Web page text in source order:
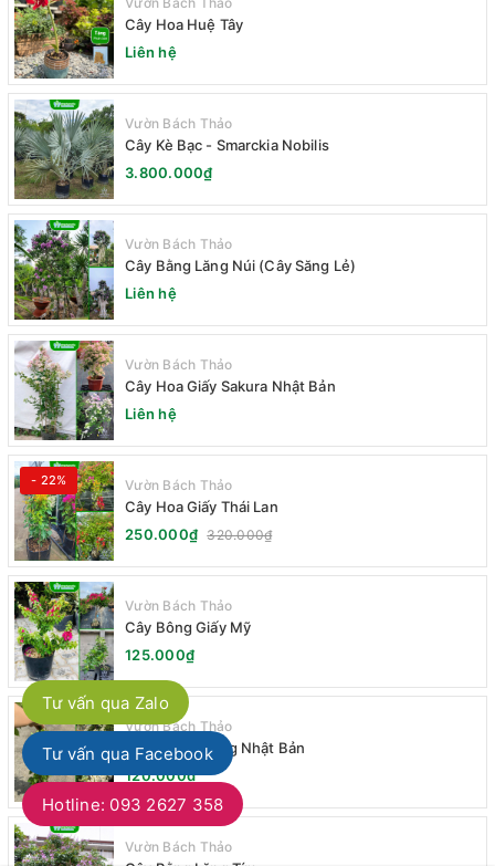
Cây Hoa Huệ Tây
Liên hệ
Vườn Bách Thảo
Cây Kè Bạc - Smarckia Nobilis
3.800.000₫
Vườn Bách Thảo
Cây Bằng Lăng Núi (Cây Săng Lẻ)
Liên hệ
Vườn Bách Thảo
Cây Hoa Giấy Sakura Nhật Bản
Liên hệ
- 22% Vườn Bách Thảo
Cây Hoa Giấy Thái Lan
250.000₫ 320.000₫
Vườn Bách Thảo
Cây Bông Giấy Mỹ
125.000₫
Vườn Bách Thảo
Cây Đinh Hương Nhật Bản
120.000₫
Vườn Bách Thảo
Tư vấn qua Zalo
Tư vấn qua Facebook
Hotline: 093 2627 358